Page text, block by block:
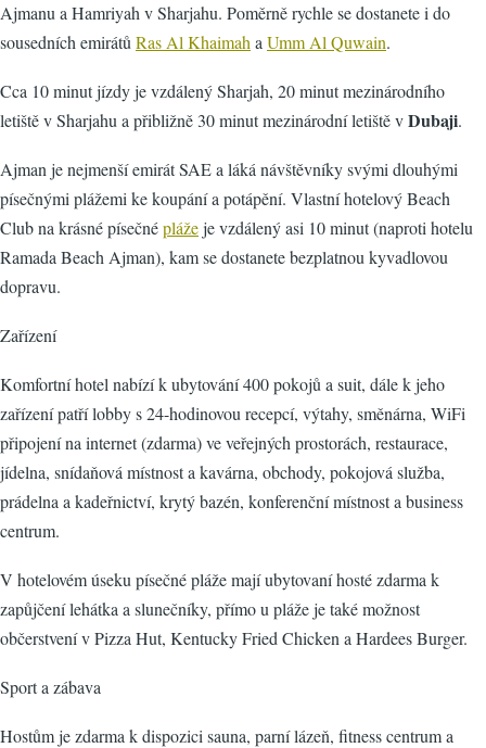
Ajmanu a Hamriyah v Sharjahu. Poměrně rychle se dostanete i do
sousedních emirátů Ras Al Khaimah a Umm Al Quwain.
Cca 10 minut jízdy je vzdálený Sharjah, 20 minut mezinárodního
letiště v Sharjahu a přibližně 30 minut mezinárodní letiště vDubaji.
Ajman je nejmenší emirát SAE a láká návštěvníky svými dlouhými
písečnými plážemi ke koupání a potápění. Vlastní hotelový Beach
Club na krásné písečnéplážeje vzdálený asi 10 minut (naproti hotelu
Ramada Beach Ajman), kam se dostanete bezplatnou kyvadlovou
dopravu.
Zařízení
Komfortní hotel nabízí k ubytování 400 pokojů a suit, dále k jeho
zařízení patří lobby s 24-hodinovou recepcí, výtahy, směnárna, WiFi
připojení na internet (zdarma) ve veřejných prostorách, restaurace,
jídelna, snídaňová místnost a kavárna, obchody, pokojová služba,
prádelna a kadeřnictví, krytý bazén, konferenční místnost a business
centrum.
V hotelovém úseku písečné pláže mají ubytovaní hosté zdarma k
zapůjčení lehátka a slunečníky, přímo u pláže je také možnost
občerstvení v Pizza Hut, Kentucky Fried Chicken a Hardees Burger.
Sport a zábava
Hostům je zdarma k dispozici sauna, parní lázeň, fitness centrum a